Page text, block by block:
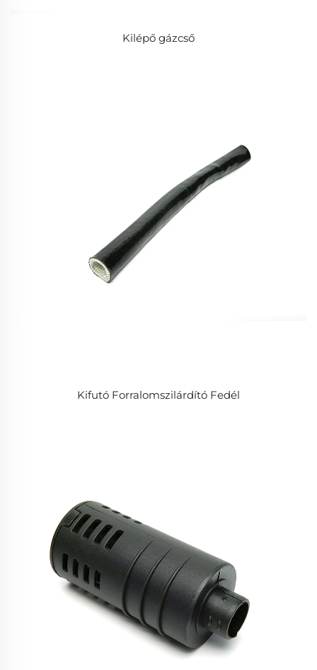
Kilépő gázcső
Kifutó Forralomszilárdító Fedél